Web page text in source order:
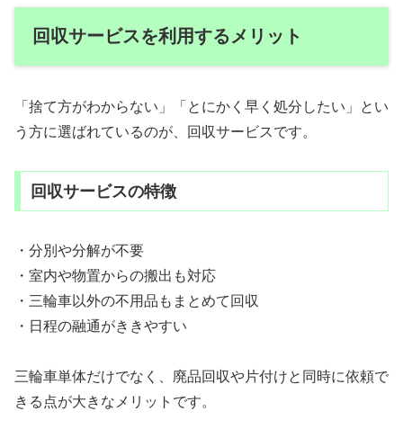
回収サービスを利用するメリット
「捨て方がわからない」「とにかく早く処分したい」とい
う方に選ばれているのが、回収サービスです。
回収サービスの特徴
・分別や分解が不要
・室内や物置からの搬出も対応
・三輪車以外の不用品もまとめて回収
・日程の融通がききやすい
三輪車単体だけでなく、廃品回収や片付けと同時に依頼で
きる点が大きなメリットです。